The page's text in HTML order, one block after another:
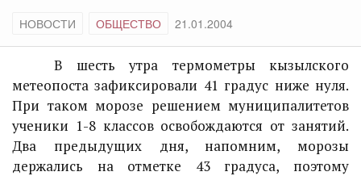
НОВОСТИ ОБЩЕСТВО 21.01.2004
В шесть утра термометры кызылского
метеопоста зафиксировали 41 градус ниже нуля.
При таком морозе решением муниципалитетов
ученики 1-8 классов освобождаются от занятий.
Два предыдущих дня, напомним, морозы
держались на отметке 43 градуса, поэтому